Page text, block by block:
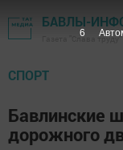
БАВЛЫ-
Газета "Слава
СПОРТ
Бавлинские
дорожного
6